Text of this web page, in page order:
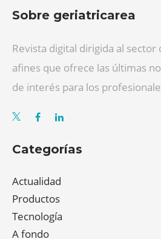
Sobre geriatricarea
Revista digital dirigida al sector
afines que ofrece las últimas
de interés para los
Categorías
Actualidad
Productos
Tecnología
A fondo